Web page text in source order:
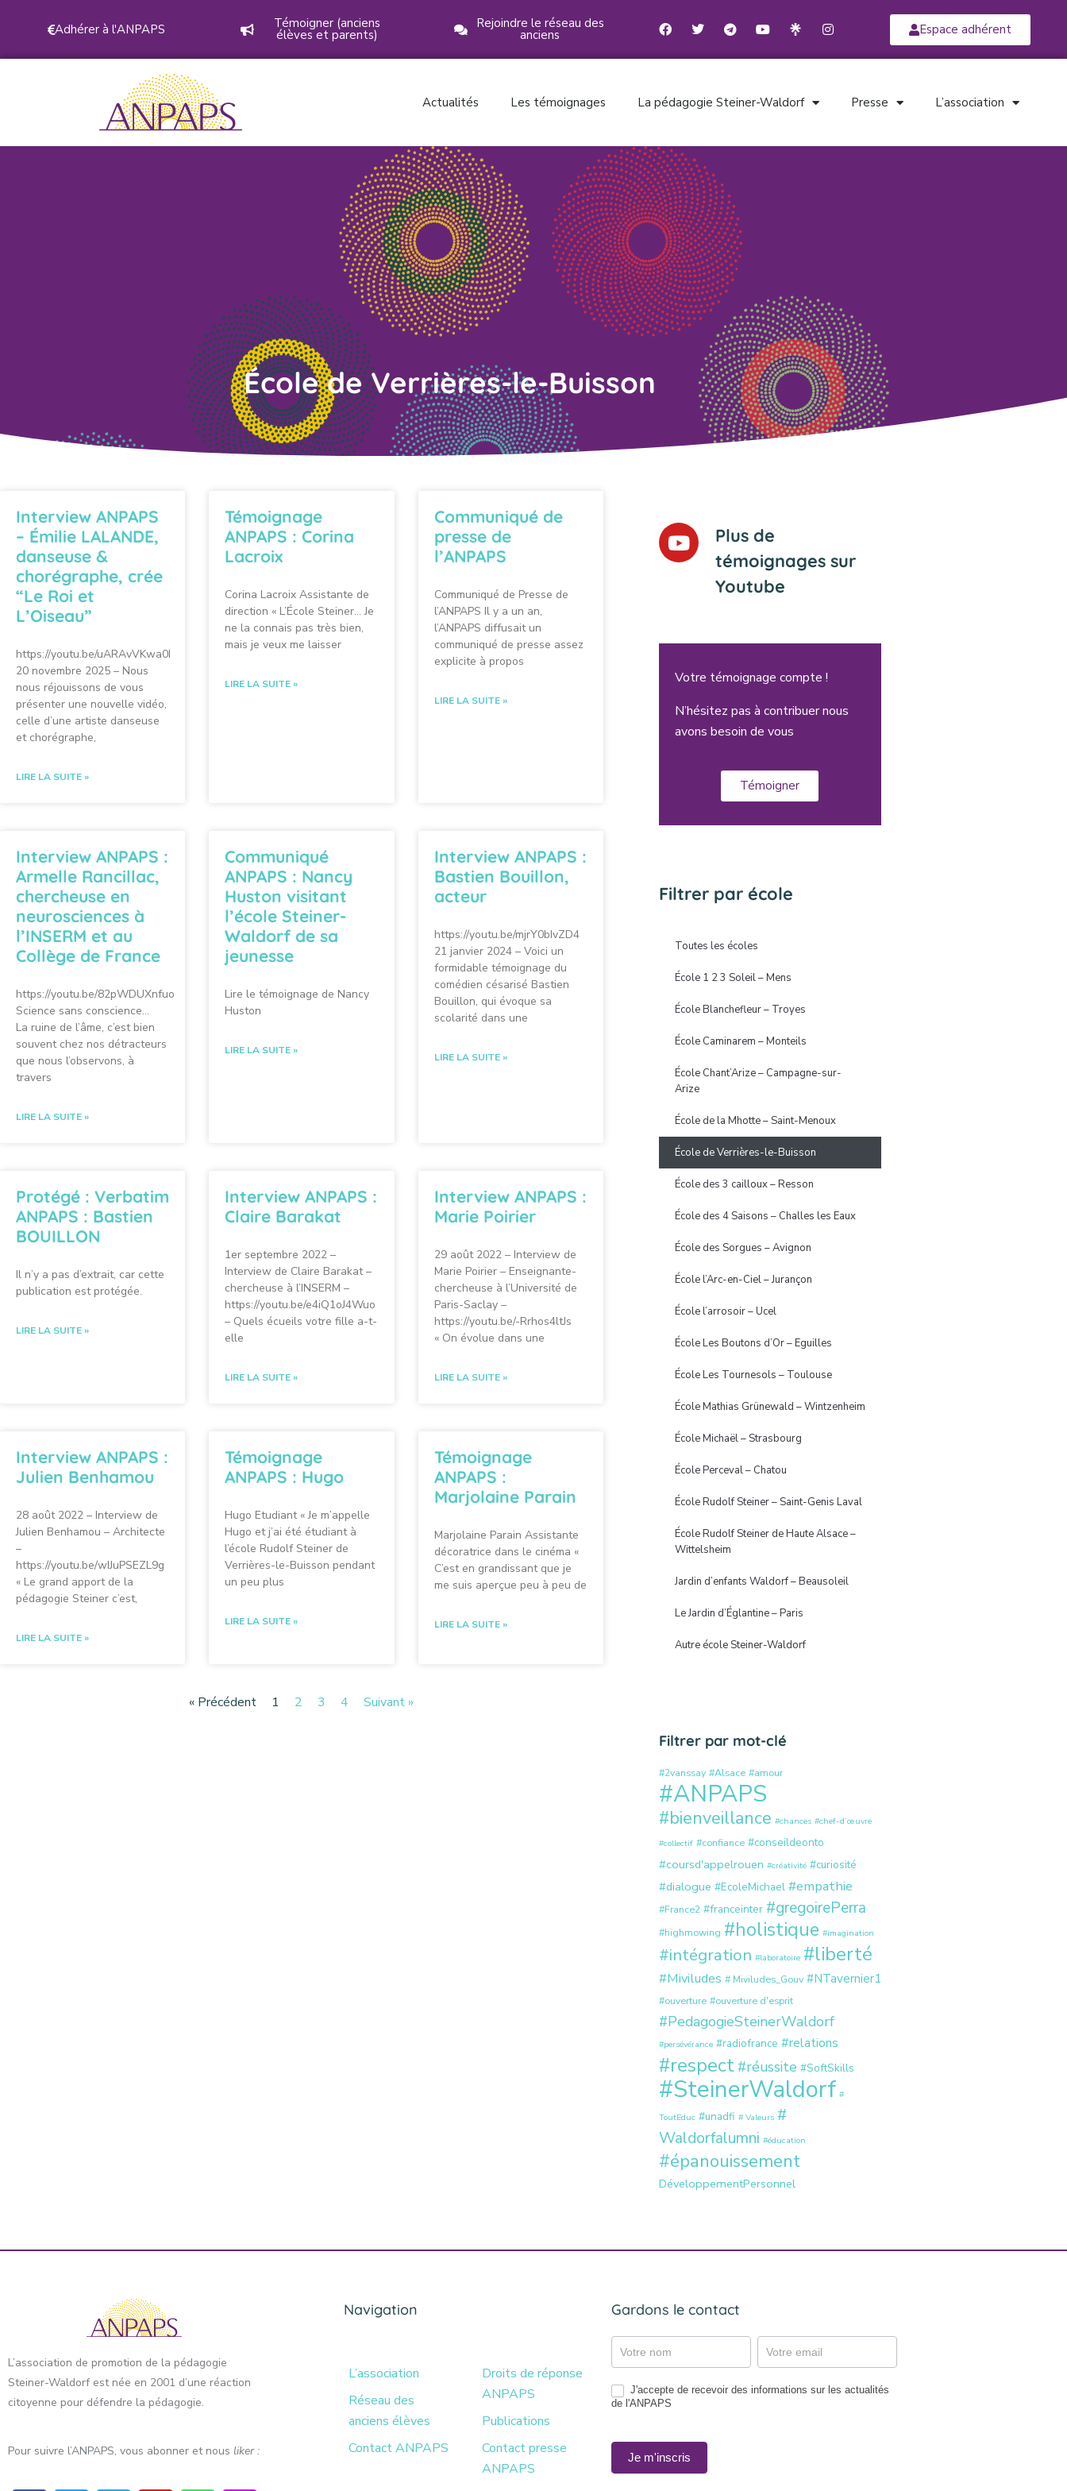
Adhérer à l'ANPAPS Témoigner (anciens
élèves et parents)
Rejoindre le réseau des
anciens Espace adhérent
Actualités Les témoignages La pédagogie Steiner-Waldorf Presse L’association
École de Verrières-le-Buisson
Interview ANPAPS
– Émilie LALANDE,
danseuse &
chorégraphe, crée
“Le Roi et
L’Oiseau”
https://youtu.be/uARAvVKwa0I
20 novembre 2025 – Nous
nous réjouissons de vous
présenter une nouvelle vidéo,
celle d’une artiste danseuse
et chorégraphe,
LIRE LA SUITE »
Témoignage
ANPAPS : Corina
Lacroix
Corina Lacroix Assistante de
direction « L’École Steiner… Je
ne la connais pas très bien,
mais je veux me laisser
LIRE LA SUITE »
Communiqué de
presse de
l’ANPAPS
Communiqué de Presse de
l’ANPAPS Il y a un an,
l’ANPAPS diffusait un
communiqué de presse assez
explicite à propos
LIRE LA SUITE »
Interview ANPAPS :
Armelle Rancillac,
chercheuse en
neurosciences à
l’INSERM et au
Collège de France
https://youtu.be/82pWDUXnfuo
Science sans conscience…
La ruine de l’âme, c’est bien
souvent chez nos détracteurs
que nous l’observons, à
travers
LIRE LA SUITE »
Communiqué
ANPAPS : Nancy
Huston visitant
l’école Steiner-
Waldorf de sa
jeunesse
Lire le témoignage de Nancy
Huston
LIRE LA SUITE »
Interview ANPAPS :
Bastien Bouillon,
acteur
https://youtu.be/mjrY0bIvZD4
21 janvier 2024 – Voici un
formidable témoignage du
comédien césarisé Bastien
Bouillon, qui évoque sa
scolarité dans une
LIRE LA SUITE »
Protégé : Verbatim
ANPAPS : Bastien
BOUILLON
Il n’y a pas d’extrait, car cette
publication est protégée.
LIRE LA SUITE »
Interview ANPAPS :
Claire Barakat
1er septembre 2022 –
Interview de Claire Barakat –
chercheuse à l’INSERM –
https://youtu.be/e4iQ1oJ4Wuo
– Quels écueils votre fille a-t-
elle
LIRE LA SUITE »
Interview ANPAPS :
Marie Poirier
29 août 2022 – Interview de
Marie Poirier – Enseignante-
chercheuse à l’Université de
Paris-Saclay –
https://youtu.be/-Rrhos4ltJs
« On évolue dans une
LIRE LA SUITE »
Interview ANPAPS :
Julien Benhamou
28 août 2022 – Interview de
Julien Benhamou – Architecte
–
https://youtu.be/wIJuPSEZL9g
« Le grand apport de la
pédagogie Steiner c’est,
LIRE LA SUITE »
Témoignage
ANPAPS : Hugo
Hugo Etudiant « Je m’appelle
Hugo et j’ai été étudiant à
l’école Rudolf Steiner de
Verrières-le-Buisson pendant
un peu plus
LIRE LA SUITE »
Témoignage
ANPAPS :
Marjolaine Parain
Marjolaine Parain Assistante
décoratrice dans le cinéma «
C’est en grandissant que je
me suis aperçue peu à peu de
LIRE LA SUITE »
« Précédent 1 2 3 4 Suivant »
Plus de
témoignages sur
Youtube
Votre témoignage compte !
N’hésitez pas à contribuer nous
avons besoin de vous
Témoigner
Filtrer par école
Toutes les écoles
École 1 2 3 Soleil – Mens
École Blanchefleur – Troyes
École Caminarem – Monteils
École Chant’Arize – Campagne-sur-
Arize
École de la Mhotte – Saint-Menoux
École de Verrières-le-Buisson
École des 3 cailloux – Resson
École des 4 Saisons – Challes les Eaux
École des Sorgues – Avignon
École l’Arc-en-Ciel – Jurançon
École l’arrosoir – Ucel
École Les Boutons d’Or – Eguilles
École Les Tournesols – Toulouse
École Mathias Grünewald – Wintzenheim
École Michaël – Strasbourg
École Perceval – Chatou
École Rudolf Steiner – Saint-Genis Laval
École Rudolf Steiner de Haute Alsace –
Wittelsheim
Jardin d’enfants Waldorf – Beausoleil
Le Jardin d’Églantine – Paris
Autre école Steiner-Waldorf
Filtrer par mot-clé
#2vanssay #Alsace #amour
#ANPAPS
#bienveillance #chances #chef-d’œuvre
#collectif #confiance #conseildeonto
#coursd'appelrouen #créativité #curiosité
#dialogue #EcoleMichael #empathie
#France2 #franceinter #gregoirePerra
#highmowing #holistique #imagination
#intégration #laboratoire #liberté
#Miviludes # Miviludes_Gouv #NTavernier1
#ouverture #ouverture d'esprit
#PedagogieSteinerWaldorf
#persévérance #radiofrance #relations
#respect #réussite #SoftSkills
#SteinerWaldorf #
ToutEduc #unadfi # Valeurs #
Waldorfalumni #éducation
#épanouissement
DéveloppementPersonnel
L’association de promotion de la pédagogie
Steiner-Waldorf est née en 2001 d’une réaction
citoyenne pour défendre la pédagogie.
Pour suivre l’ANPAPS, vous abonner et nous liker :
Navigation
L’association
Réseau des
anciens élèves
Contact ANPAPS
Droits de réponse
ANPAPS
Publications
Contact presse
ANPAPS
Gardons le contact
Gazette
J'accepte de recevoir des informations sur les actualités
de l'ANPAPS
Je m'inscris